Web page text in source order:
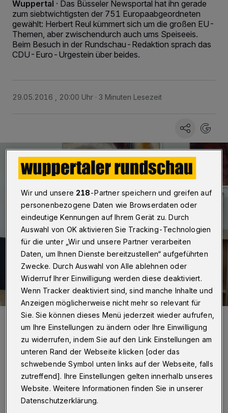
Wuppertal · Das Büsseler Newsportal hat ihn gerade
zum siebtwichtigsten der 751 Europaabgeordneten
gewählt: Herbert Reul kümmert sich um die großen EU-
Themen, aber zwischendurch auch ums Speiseeis.
Beim Besuch in der Rundschau-Redaktion sprach das
CDU-Euro-Urgestein über beides.
29.05.2016 , 20:00 Uhr 3 Minuten Lesezeit
Polit-Talk (nicht ohne Grund...) mit Eisbecher: Hebert Reul in der
Rundschau-Redaktion.
Von Roderich Trapp
Wir und unsere 218-Partner speichern und greifen auf
personenbezogene Daten wie Browserdaten oder
eindeutige Kennungen auf Ihrem Gerät zu. Durch
Auswahl von OK aktivieren Sie Tracking-Technologien
für die unter „Wir und unsere Partner verarbeiten
Daten, um Ihnen Dienste bereitzustellen“ aufgeführten
Zwecke. Durch Auswahl von Alle ablehnen oder
Widerruf Ihrer Einwilligung werden diese deaktiviert.
Wenn Tracker deaktiviert sind, sind manche Inhalte und
Anzeigen möglicherweise nicht mehr so relevant für
Sie. Sie können dieses Menü jederzeit wieder aufrufen,
um Ihre Einstellungen zu ändern oder Ihre Einwilligung
zu widerrufen, indem Sie auf den Link Einstellungen am
unteren Rand der Webseite klicken [oder das
schwebende Symbol unten links auf der Webseite, falls
zutreffend]. Ihre Einstellungen gelten innerhalb unseres
Website. Weitere Informationen finden Sie in unserer
Datenschutzerklärung.